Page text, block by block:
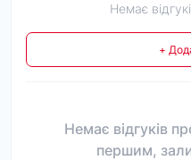
Немає
+
Немає відгуків
першим,